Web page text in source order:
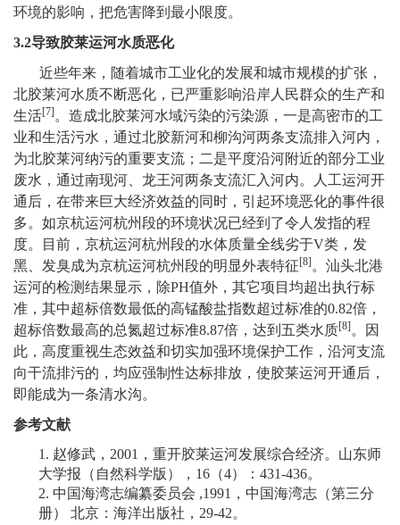
环境的影响，把危害降到最小限度。
3.2导致胶莱运河水质恶化
近些年来，随着城市工业化的发展和城市规模的扩张，
北胶莱河水质不断恶化，已严重影响沿岸人民群众的生产和
生活[7] 。造成北胶莱河水域污染的污染源，一是高密市的工
业和生活污水，通过北胶新河和柳沟河两条支流排入河内，
为北胶莱河纳污的重要支流；二是平度沿河附近的部分工业
废水，通过南现河、龙王河两条支流汇入河内。人工运河开
通后，在带来巨大经济效益的同时，引起环境恶化的事件很
多。如京杭运河杭州段的环境状况已经到了令人发指的程
度。目前，京杭运河杭州段的水体质量全线劣于V类，发
黑、发臭成为京杭运河杭州段的明显外表特征[8] 。汕头北港
运河的检测结果显示，除PH值外，其它项目均超出执行标
准，其中超标倍数最低的高锰酸盐指数超过标准的0.82倍，
超标倍数最高的总氮超过标准8.87倍，达到五类水质[8] 。因
此，高度重视生态效益和切实加强环境保护工作，沿河支流
向干流排污的，均应强制性达标排放，使胶莱运河开通后，
即能成为一条清水沟。
参考文献
1. 赵修武，2001，重开胶莱运河发展综合经济。山东师
大学报（自然科学版），16（4）：431-436。
2. 中国海湾志编纂委员会 ,1991，中国海湾志（第三分
册） 北京：海洋出版社，29-42。